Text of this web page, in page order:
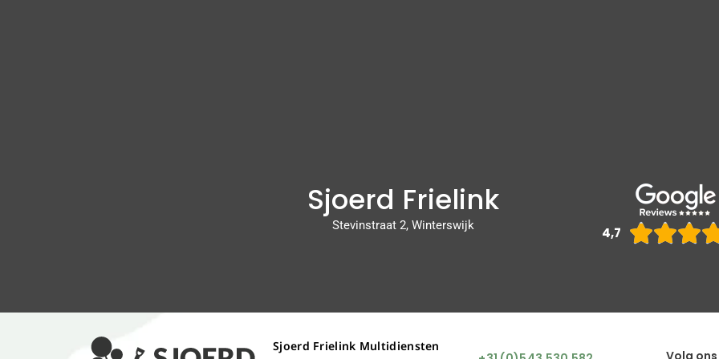
Sjoerd Frielink
Stevinstraat 2, Winterswijk 4,7 
Sjoerd Frielink Multidiensten
Volg